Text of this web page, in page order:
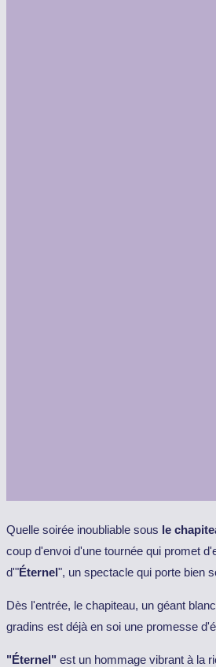
Quelle soirée inoubliable sous le
coup d'envoi d'une tournée qui promet
d'"Éternel", un spectacle qui porte bien
Dès l'entrée, le chapiteau, un géant
gradins est déjà en soi une promesse
"Éternel" est un hommage vibrant à la